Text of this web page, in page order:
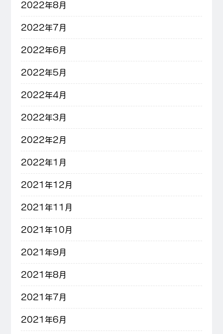
2022年8月
2022年7月
2022年6月
2022年5月
2022年4月
2022年3月
2022年2月
2022年1月
2021年12月
2021年11月
2021年10月
2021年9月
2021年8月
2021年7月
2021年6月